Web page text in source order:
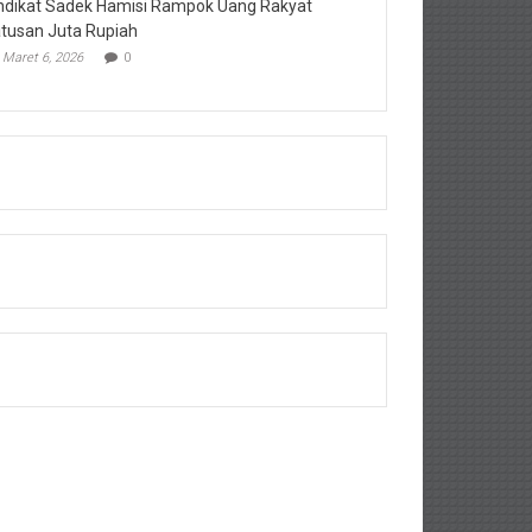
Sadek Hamisi Rampok Uang Rakyat
Juta Rupiah
Maret 6, 2026 0